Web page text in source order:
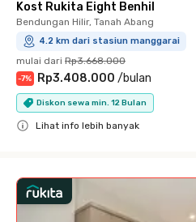
Kost Rukita Eight Benhil
Bendungan Hilir, Tanah Abang
4.2 km dari stasiun manggarai
mulai dari Rp3.668.000
-7% Rp3.408.000 /bulan
Diskon sewa min. 12 Bulan
Lihat info lebih banyak